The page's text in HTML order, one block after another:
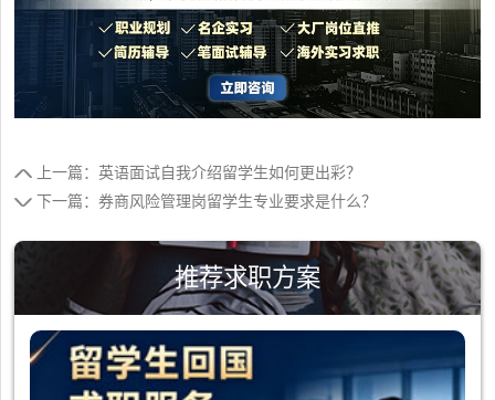
上一篇：英语面试自我介绍留学生如何更出彩？
下一篇：券商风险管理岗留学生专业要求是什么？
推荐求职方案